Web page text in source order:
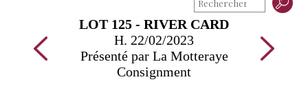
LOT 125 - RIVER CARD
H. 22/02/2023
Présenté par La Motteraye
Consignment